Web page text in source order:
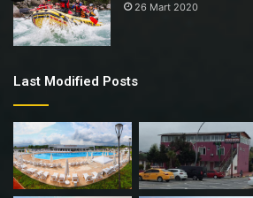
26 Mart 2020
Last Modified Posts